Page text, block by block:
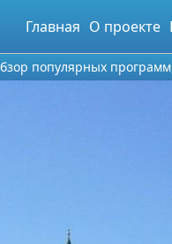
Главная О проекте
популярных